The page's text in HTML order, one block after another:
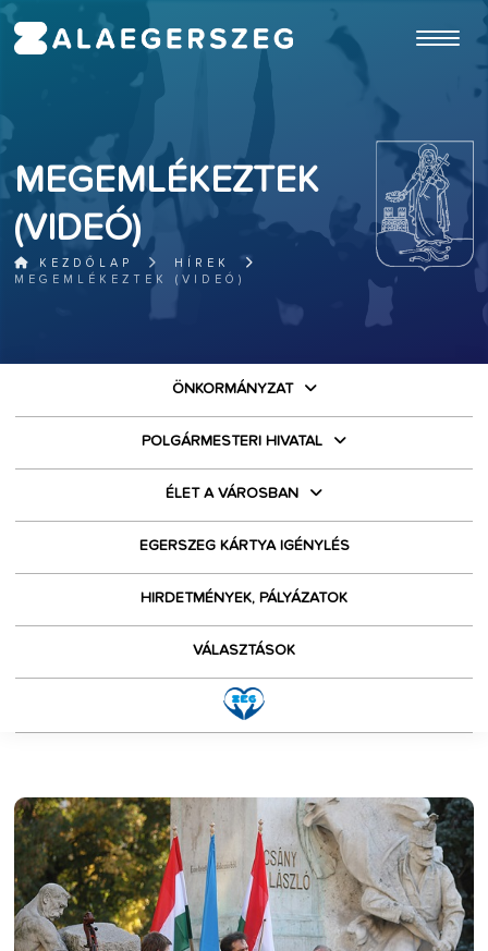
MEGEMLÉKEZTEK
(VIDEÓ)
KEZDŐLAP
HÍREK
MEGEMLÉKEZTEK (VIDEÓ)
ÖNKORMÁNYZAT
POLGÁRMESTERI HIVATAL
ÉLET A VÁROSBAN
EGERSZEG KÁRTYA IGÉNYLÉS
HIRDETMÉNYEK, PÁLYÁZATOK
VÁLASZTÁSOK